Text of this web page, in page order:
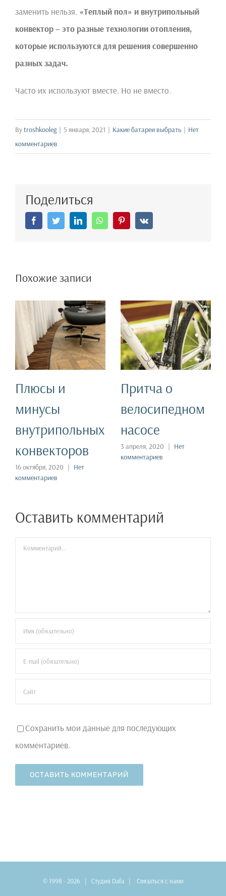
заменить нельзя. «Теплый пол» и внутрипольный
конвектор – это разные технологии отопления,
которые используются для решения совершенно
разных задач.
Часто их используют вместе. Но не вместо.
Bytroshkooleg | 5 января, 2021 | Какие батареи выбрать | Нет
комментариев
Поделиться
FacebookTwitterLinkedInWhatsAppPinterestVk
Похожие записи
Плюсы и
минусы
внутрипольных
конвекторов
16 октября, 2020 | Нет
комментариев
Притча о
велосипедном
насосе
3 апреля, 2020 | Нет
комментариев
Оставить комментарий
Комментарий
Сохранить мои данные для последующих
комментариев.
© 1998 - 2026 | Студия Dafa Связаться с нами